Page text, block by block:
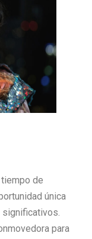
de
única
para